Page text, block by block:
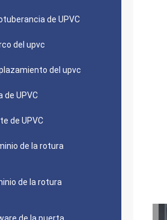
de UPVC
del upvc
del upvc
de UPVC
de UPVC
de la rotura
de la rotura